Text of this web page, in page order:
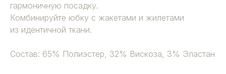
гармоничную посадку.
Комбинируйте юбку с жакетами и жилетами
из идентичной ткани.
Состав: 65% Полиэстер, 32% Вискоза, 3% Эластан